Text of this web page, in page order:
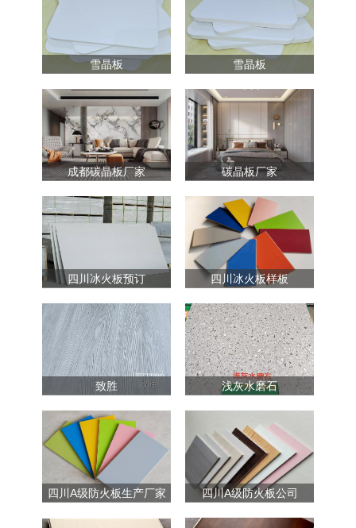
雪晶板 雪晶板
成都碳晶板厂家 碳晶板厂家
四川冰火板预订 四川冰火板样板
致胜 浅灰水磨石
四川A级防火板生产厂家 四川A级防火板公司